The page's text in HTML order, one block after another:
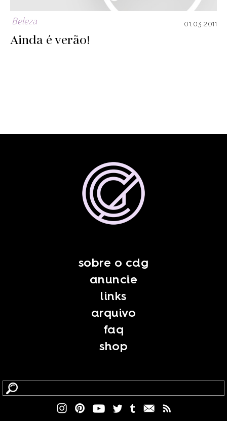
Beleza 01.03.2011
Ainda é verão!
sobre o cdg
anuncie
links
arquivo
faq
shop